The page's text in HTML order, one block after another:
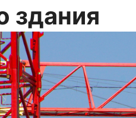
здания